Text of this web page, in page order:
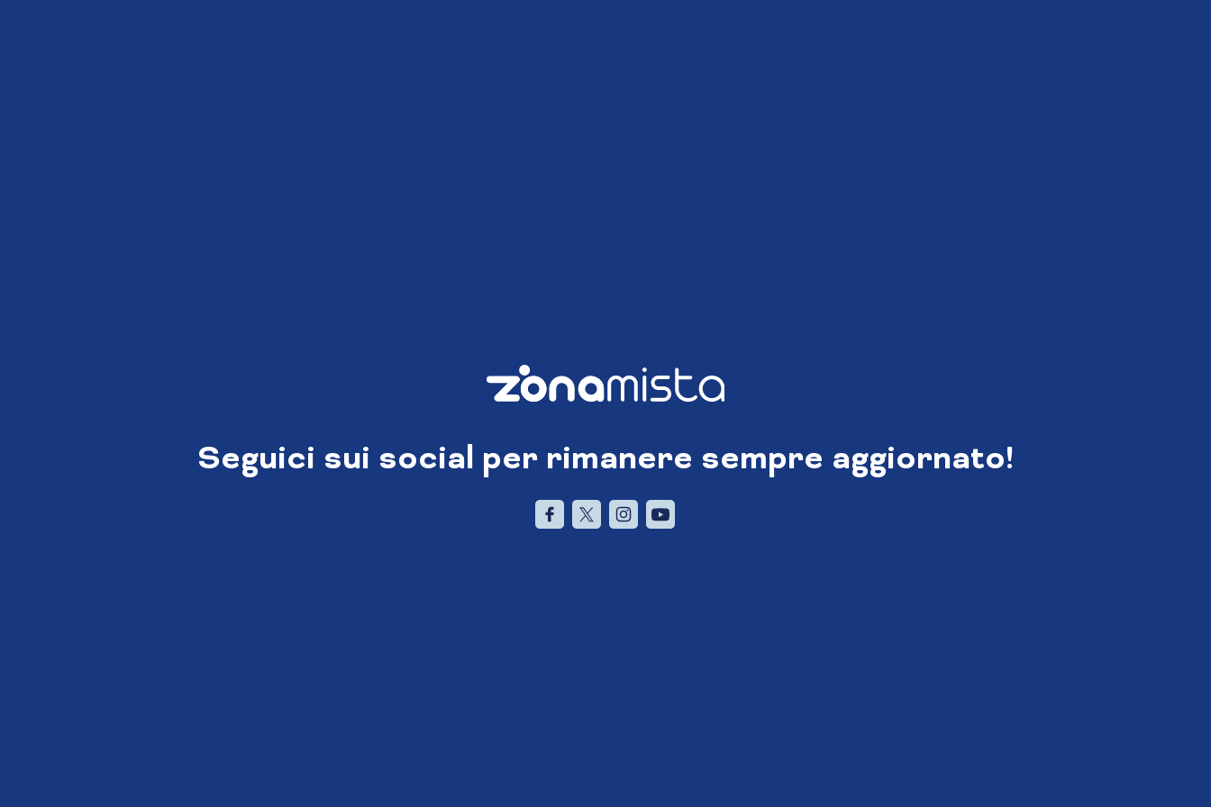
Seguici sui social per rimanere sempre aggiornato!